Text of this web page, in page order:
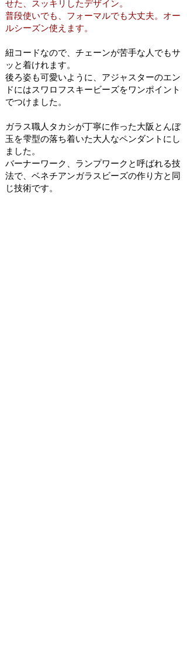
せた、スッキリしたデザイン。
普段使いでも、フォーマルでも大丈夫。オー
ルシーズン使えます。
紐コードなので、チェーンが苦手な人でもサ
ッと着けれます。
後ろ姿も可愛いように、アジャスターのエン
ドにはスワロフスキービーズをワンポイント
でつけました。
ガラス職人タカシが丁寧に作った大阪とんぼ
玉を雫型の落ち着いた大人なペンダントにし
ました。
バーナーワーク、ランプワークと呼ばれる技
法で、ベネチアンガラスビーズの作り方と同
じ技術です。